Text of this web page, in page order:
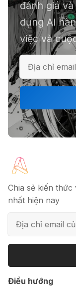
đánh giá
dụng AI
việc và
Chia sẻ kiến
nhất hiện nay
Điều hướng